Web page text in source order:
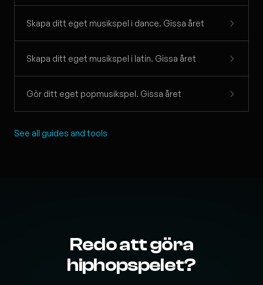
Skapa ditt eget musikspel i dance. Gissa året
Skapa ditt eget musikspel i latin. Gissa året
Gör ditt eget popmusikspel. Gissa året
See all guides and tools
Redo att göra
hiphopspelet?